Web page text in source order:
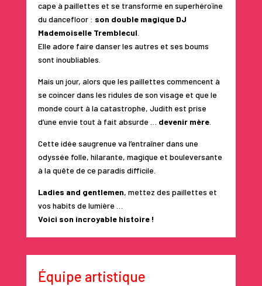
cape à paillettes et se transforme en superhéroïne
du dancefloor : son double magique DJ
Mademoiselle Tremblecul
Elle adore faire danser les autres et ses boums
sont inoubliables.
Mais un jour, alors que les paillettes commencent à
se coincer dans les ridules de son visage et que le
monde court à la catastrophe, Judith est prise
d’une envie tout à fait absurde … devenir mère.
Cette idée saugrenue va l’entraîner dans une
odyssée folle, hilarante, magique et bouleversante
à la quête de ce paradis difficile.
Ladies and gentlemen, mettez des paillettes et
vos habits de lumière …
Voici son incroyable histoire !
Équipe artistique